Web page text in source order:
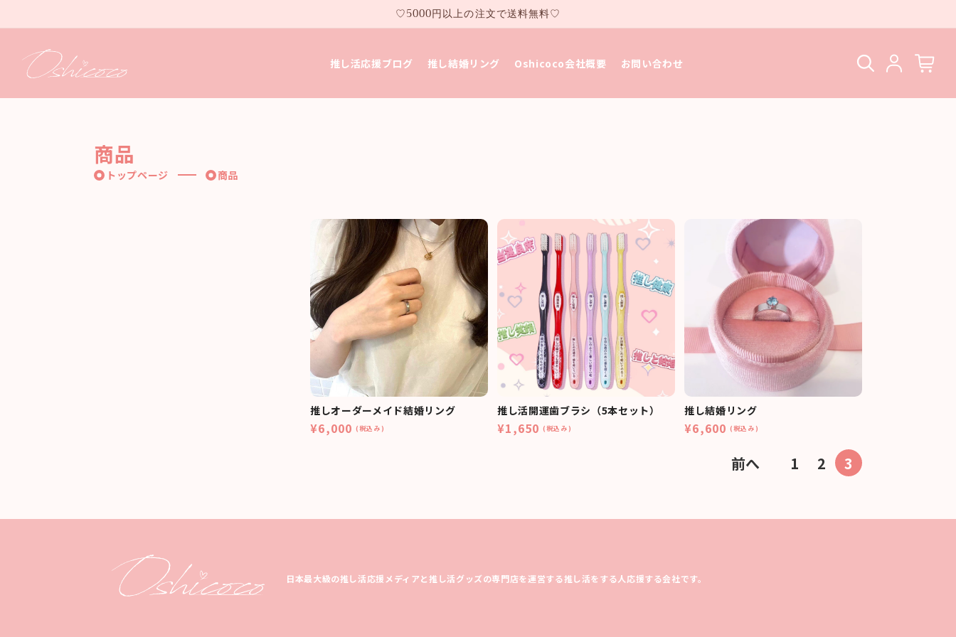
進む
♡5000円以上の注文で送料無料♡
推し活応援ブログ 推し結婚リング Oshicoco会社概要 お問い合わせ
商品
トップページ 商品
推しオーダーメイド結婚リング
¥6,000 (税込み)
推し活開運歯ブラシ（5本セット）
¥1,650 (税込み)
推し結婚リング
¥6,600 (税込み)
前へ 1 2 3
日本最大級の推し活応援メディアと推し活グッズの専門店を運営する推し活をする人応援する会社です。